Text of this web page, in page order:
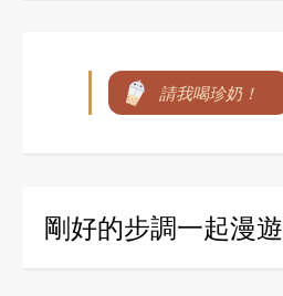
請我喝珍奶！
剛好的步調一起漫遊